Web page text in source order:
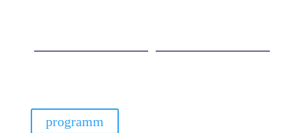
programm